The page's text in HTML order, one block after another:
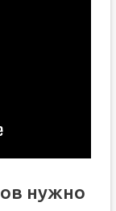
нужно